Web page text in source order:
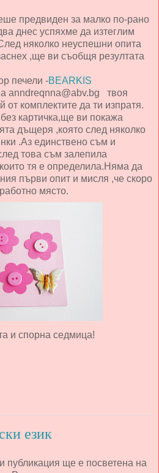
предвиден за малко по-рано
днес успяхме да изтеглим
няколко неуспешни опита
,ще ви съобщя резултата
печели -BEARKIS
anndreqnna@abv.bg твоя
комплектите да ти изпратя.
картичка,ще ви покажа
дъщеря ,която след няколко
.Аз единствено съм и
това съм залепила
тя е определила.Няма да
първи опит и мисля ,че скоро
място.
и спорна седмица!
език
публикация ще е посветена на